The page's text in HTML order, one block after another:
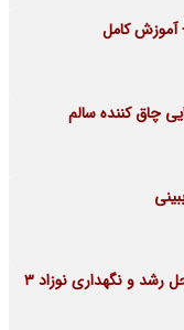
چاق کننده سالم
همه دانستنی های مهم درباره مراحل رشد و نگهداری نوزاد 3